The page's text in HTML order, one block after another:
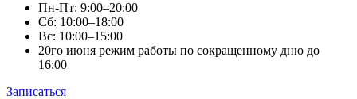
Пн-Пт: 9:00–20:00
Сб: 10:00–18:00
Вс: 10:00–15:00
20го июня режим работы по сокращенному дню до
16:00
Записаться